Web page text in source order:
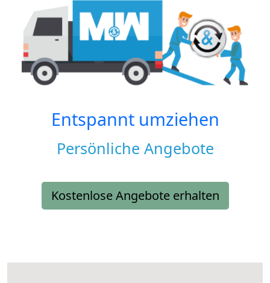
Entspannt umziehen
Persönliche Angebote
Kostenlose Angebote erhalten